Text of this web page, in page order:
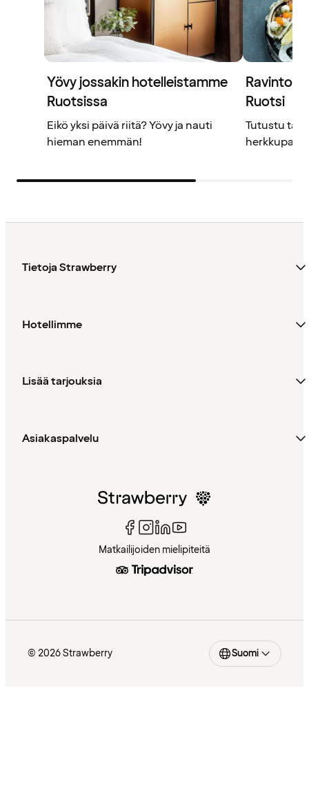
Yövy jossakin hotelleistamme
Ruotsissa
Eikö yksi päivä riitä? Yövy ja nauti
hieman enemmän!
Ruotsi
Tutustu
Tietoja Strawberry
Hotellimme
Lisää tarjouksia
Asiakaspalvelu
Matkailijoiden mielipiteitä
© 2026 Strawberry Suomi